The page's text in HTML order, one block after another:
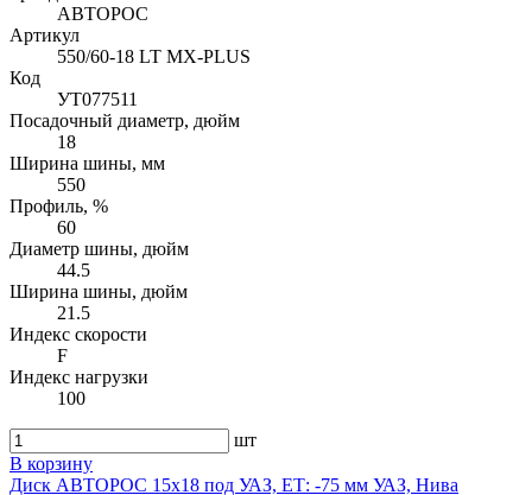
АВТОРОС
Артикул
550/60-18 LT MX-PLUS
Код
УТ077511
Посадочный диаметр, дюйм
18
Ширина шины, мм
550
Профиль, %
60
Диаметр шины, дюйм
44.5
Ширина шины, дюйм
21.5
Индекс скорости
F
Индекс нагрузки
100
шт
В корзину
Диск АВТОРОС 15х18 под УАЗ, ЕТ: -75 мм УАЗ, Нива